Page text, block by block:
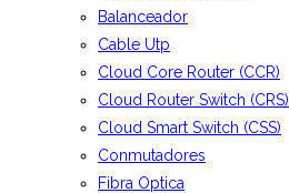
Balanceador
Cable Utp
Cloud Core Router (CCR)
Cloud Router Switch (CRS)
Cloud Smart Switch (CSS)
Conmutadores
Fibra Optica